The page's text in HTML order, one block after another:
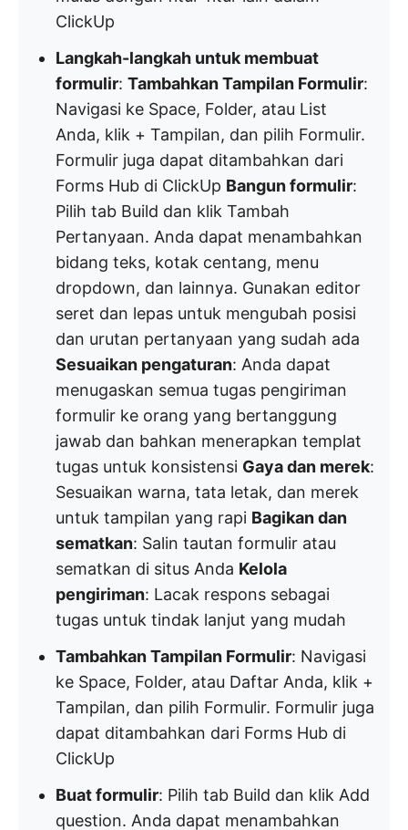
ClickUp
Langkah-langkah untuk membuat
formulir: Tambahkan Tampilan Formulir:
Navigasi ke Space, Folder, atau List
Anda, klik + Tampilan, dan pilih Formulir.
Formulir juga dapat ditambahkan dari
Forms Hub di ClickUp Bangun formulir:
Pilih tab Build dan klik Tambah
Pertanyaan. Anda dapat menambahkan
bidang teks, kotak centang, menu
dropdown, dan lainnya. Gunakan editor
seret dan lepas untuk mengubah posisi
dan urutan pertanyaan yang sudah ada
Sesuaikan pengaturan: Anda dapat
menugaskan semua tugas pengiriman
formulir ke orang yang bertanggung
jawab dan bahkan menerapkan templat
tugas untuk konsistensi Gaya dan merek:
Sesuaikan warna, tata letak, dan merek
untuk tampilan yang rapi Bagikan dan
sematkan: Salin tautan formulir atau
sematkan di situs Anda Kelola
pengiriman: Lacak respons sebagai
tugas untuk tindak lanjut yang mudah
Tambahkan Tampilan Formulir: Navigasi
ke Space, Folder, atau Daftar Anda, klik +
Tampilan, dan pilih Formulir. Formulir juga
dapat ditambahkan dari Forms Hub di
ClickUp
Buat formulir: Pilih tab Build dan klik Add
question. Anda dapat menambahkan